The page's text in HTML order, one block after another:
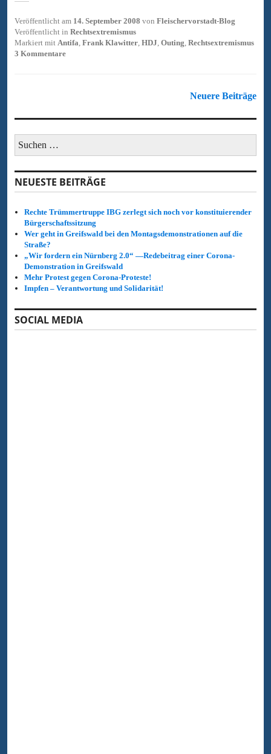
Veröffentlicht am 14. September 2008 von Fleischervorstadt-Blog
Veröffentlicht in Rechtsextremismus
Markiert mit Antifa, Frank Klawitter, HDJ, Outing, Rechtsextremismus
3 Kommentare
Neuere Beiträge
nach:
NEUESTE BEITRÄGE
Rechte Trümmertruppe IBG zerlegt sich noch vor konstituierender
Bürgerschaftssitzung
Wer geht in Greifswald bei den Montagsdemonstrationen auf die
Straße?
„Wir fordern ein Nürnberg 2.0“ —Redebeitrag einer Corona-
Demonstration in Greifswald
Mehr Protest gegen Corona-Proteste!
Impfen – Verantwortung und Solidarität!
SOCIAL MEDIA